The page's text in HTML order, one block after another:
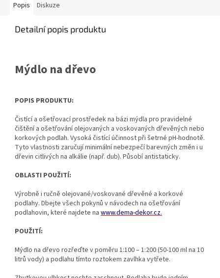
Popis Diskuze
Detailní popis produktu
Mýdlo na dřevo
POPIS PRODUKTU:
Čistící a ošetřovací prostředek na bázi mýdla pro pravidelné
čištění a ošetřování olejovaných a voskovaných dřevěných nebo
korkových podlah. Vysoká čistící účinnost při šetrné pH-hodnotě.
Tyto vlastnosti zaručují minimální nebezpečí barevných změn i u
dřevin citlivých na alkálie (např. dub). Působí antistaticky.
OBLASTI POUŽITÍ:
Výrobně i ručně olejované/voskované dřevěné a korkové
podlahy. Dbejte všech pokynů v návodech na ošetřování
podlahovin, které najdete na www.dema-dekor.cz.
POUŽITÍ:
Mýdlo na dřevo rozřeďte v poměru 1:100 – 1:200 (50-100 ml na 10
litrů vody) a podlahu tímto roztokem zavlhka vytřete.